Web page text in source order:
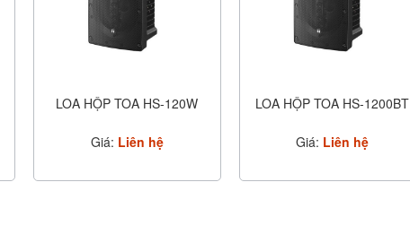
LOA HỘP TOA HS-120W
Giá: Liên hệ
LOA HỘP TOA HS-1200BT
Giá: Liên hệ